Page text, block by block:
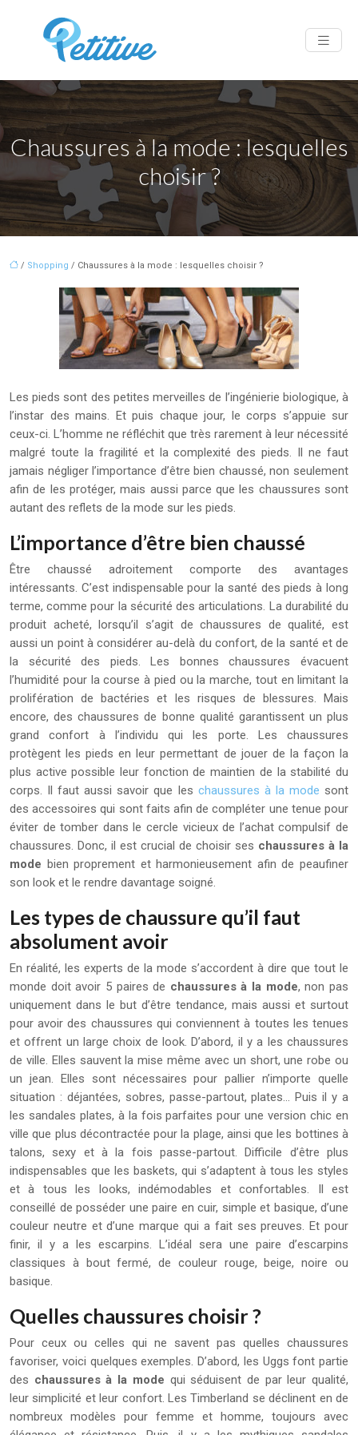
Chaussures à la mode : lesquelles
choisir ?
/ Shopping / Chaussures à la mode : lesquelles choisir ?
Les pieds sont des petites merveilles de l’ingénierie biologique, à
l’instar des mains. Et puis chaque jour, le corps s’appuie sur
ceux-ci. L’homme ne réfléchit que très rarement à leur nécessité
malgré toute la fragilité et la complexité des pieds. Il ne faut
jamais négliger l’importance d’être bien chaussé, non seulement
afin de les protéger, mais aussi parce que les chaussures sont
autant des reflets de la mode sur les pieds.
L’importance d’être bien chaussé
Être chaussé adroitement comporte des avantages
intéressants. C’est indispensable pour la santé des pieds à long
terme, comme pour la sécurité des articulations. La durabilité du
produit acheté, lorsqu’il s’agit de chaussures de qualité, est
aussi un point à considérer au-delà du confort, de la santé et de
la sécurité des pieds. Les bonnes chaussures évacuent
l’humidité pour la course à pied ou la marche, tout en limitant la
prolifération de bactéries et les risques de blessures. Mais
encore, des chaussures de bonne qualité garantissent un plus
grand confort à l’individu qui les porte. Les chaussures
protègent les pieds en leur permettant de jouer de la façon la
plus active possible leur fonction de maintien de la stabilité du
corps. Il faut aussi savoir que les chaussures à la mode sont
des accessoires qui sont faits afin de compléter une tenue pour
éviter de tomber dans le cercle vicieux de l’achat compulsif de
chaussures. Donc, il est crucial de choisir ses chaussures à la
mode bien proprement et harmonieusement afin de peaufiner
son look et le rendre davantage soigné.
Les types de chaussure qu’il faut
absolument avoir
En réalité, les experts de la mode s’accordent à dire que tout le
monde doit avoir 5 paires de chaussures à la mode, non pas
uniquement dans le but d’être tendance, mais aussi et surtout
pour avoir des chaussures qui conviennent à toutes les tenues
et offrent un large choix de look. D’abord, il y a les chaussures
de ville. Elles sauvent la mise même avec un short, une robe ou
un jean. Elles sont nécessaires pour pallier n’importe quelle
situation : déjantées, sobres, passe-partout, plates… Puis il y a
les sandales plates, à la fois parfaites pour une version chic en
ville que plus décontractée pour la plage, ainsi que les bottines à
talons, sexy et à la fois passe-partout. Difficile d’être plus
indispensables que les baskets, qui s’adaptent à tous les styles
et à tous les looks, indémodables et confortables. Il est
conseillé de posséder une paire en cuir, simple et basique, d’une
couleur neutre et d’une marque qui a fait ses preuves. Et pour
finir, il y a les escarpins. L’idéal sera une paire d’escarpins
classiques à bout fermé, de couleur rouge, beige, noire ou
basique.
Quelles chaussures choisir ?
Pour ceux ou celles qui ne savent pas quelles chaussures
favoriser, voici quelques exemples. D’abord, les Uggs font partie
des chaussures à la mode qui séduisent de par leur qualité,
leur simplicité et leur confort. Les Timberland se déclinent en de
nombreux modèles pour femme et homme, toujours avec